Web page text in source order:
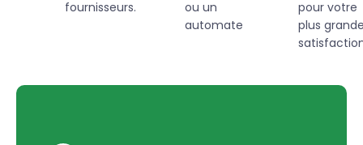
fournisseurs.
ou un
automate
pour votre
plus